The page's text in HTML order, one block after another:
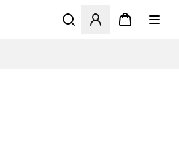
Öffnet ein Fenster zum